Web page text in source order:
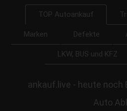
TOP Autoankauf
Marken Defekte
LKW, BUS und KFZ
ankauf.live - heute noch
Auto